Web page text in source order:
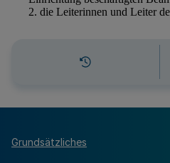
Grundsätzliches